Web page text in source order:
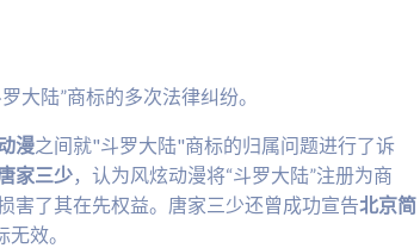
大陆”商标的多次法律纠纷。
漫之间就"斗罗大陆"商标的归属问题进行了诉
家三少，认为风炫动漫将“斗罗大陆”注册为商
害了其在先权益。唐家三少还曾成功宣告北京简
效。